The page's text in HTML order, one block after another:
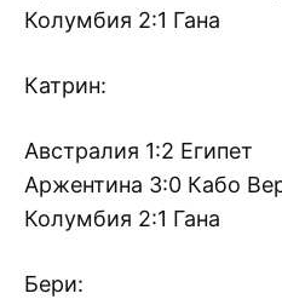
Колумбия 2:1 Гана
Катрин:
Австралия 1:2 Египет
Аржентина 3:0 Кабо
Колумбия 2:1 Гана
Бери: